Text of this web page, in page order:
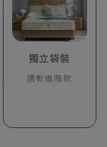
獨立袋裝
適軟進階款